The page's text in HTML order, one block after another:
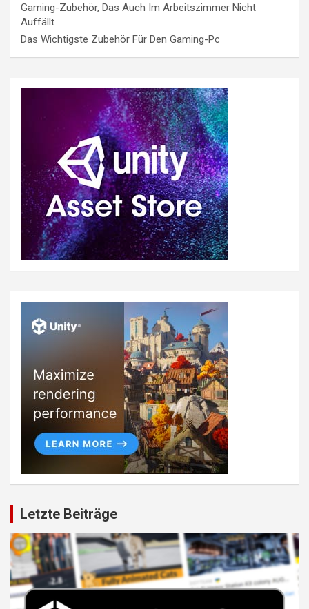
Gaming-Zubehör, Das Auch Im Arbeitszimmer Nicht
Auffällt
Das Wichtigste Zubehör Für Den Gaming-Pc
Letzte Beiträge